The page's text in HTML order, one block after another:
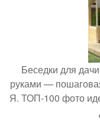
Беседки для
руками —
Я. ТОП-100 фото